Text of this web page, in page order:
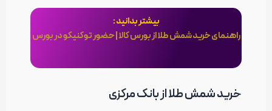
بیشتر بدانید :
راهنمای خرید شمش طلا از بورس کالا | حضور توکنیکو در بورس
خرید شمش طلا از بانک مرکزی